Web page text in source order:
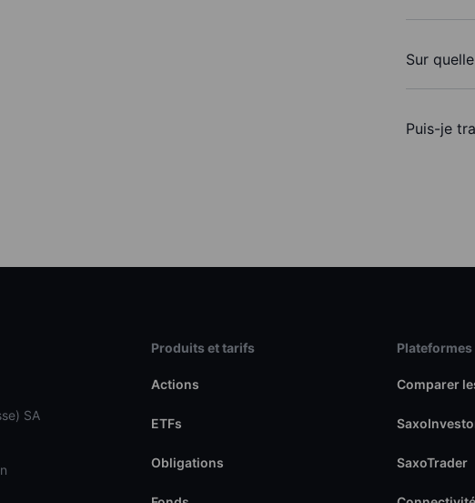
Sur
Puis-je
SA
Produits et tarifs
Actions
ETFs
Obligations
Plateformes
Comparer
SaxoTrader